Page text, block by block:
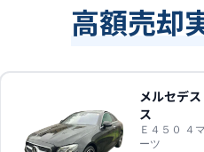
高額売却
メルセデ
ス
Ｅ４５０ ４
ーツ